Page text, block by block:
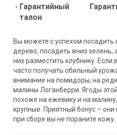
Гарантийный
талон
Вы можете с успехом посадить
дерево, посадить вниз зелень,
них разместить клубнику.
часто получать обильный
внимание на помидоры, на
малины Логанберри. Ягоды
похоже на ежевику и на
крупные. Приятный бонус –
при сборе вы не пораните кожу.